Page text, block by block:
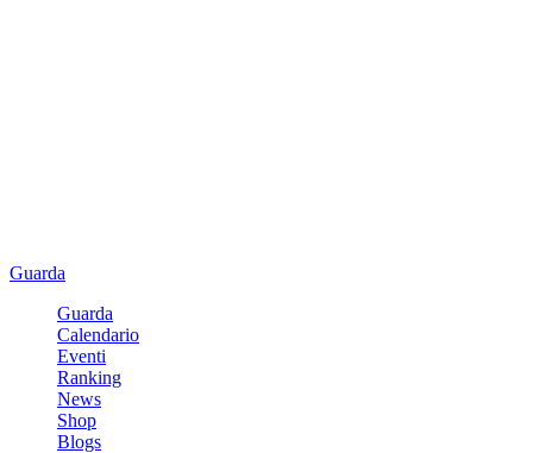
Guarda
Guarda
Calendario
Eventi
Ranking
News
Shop
Blogs